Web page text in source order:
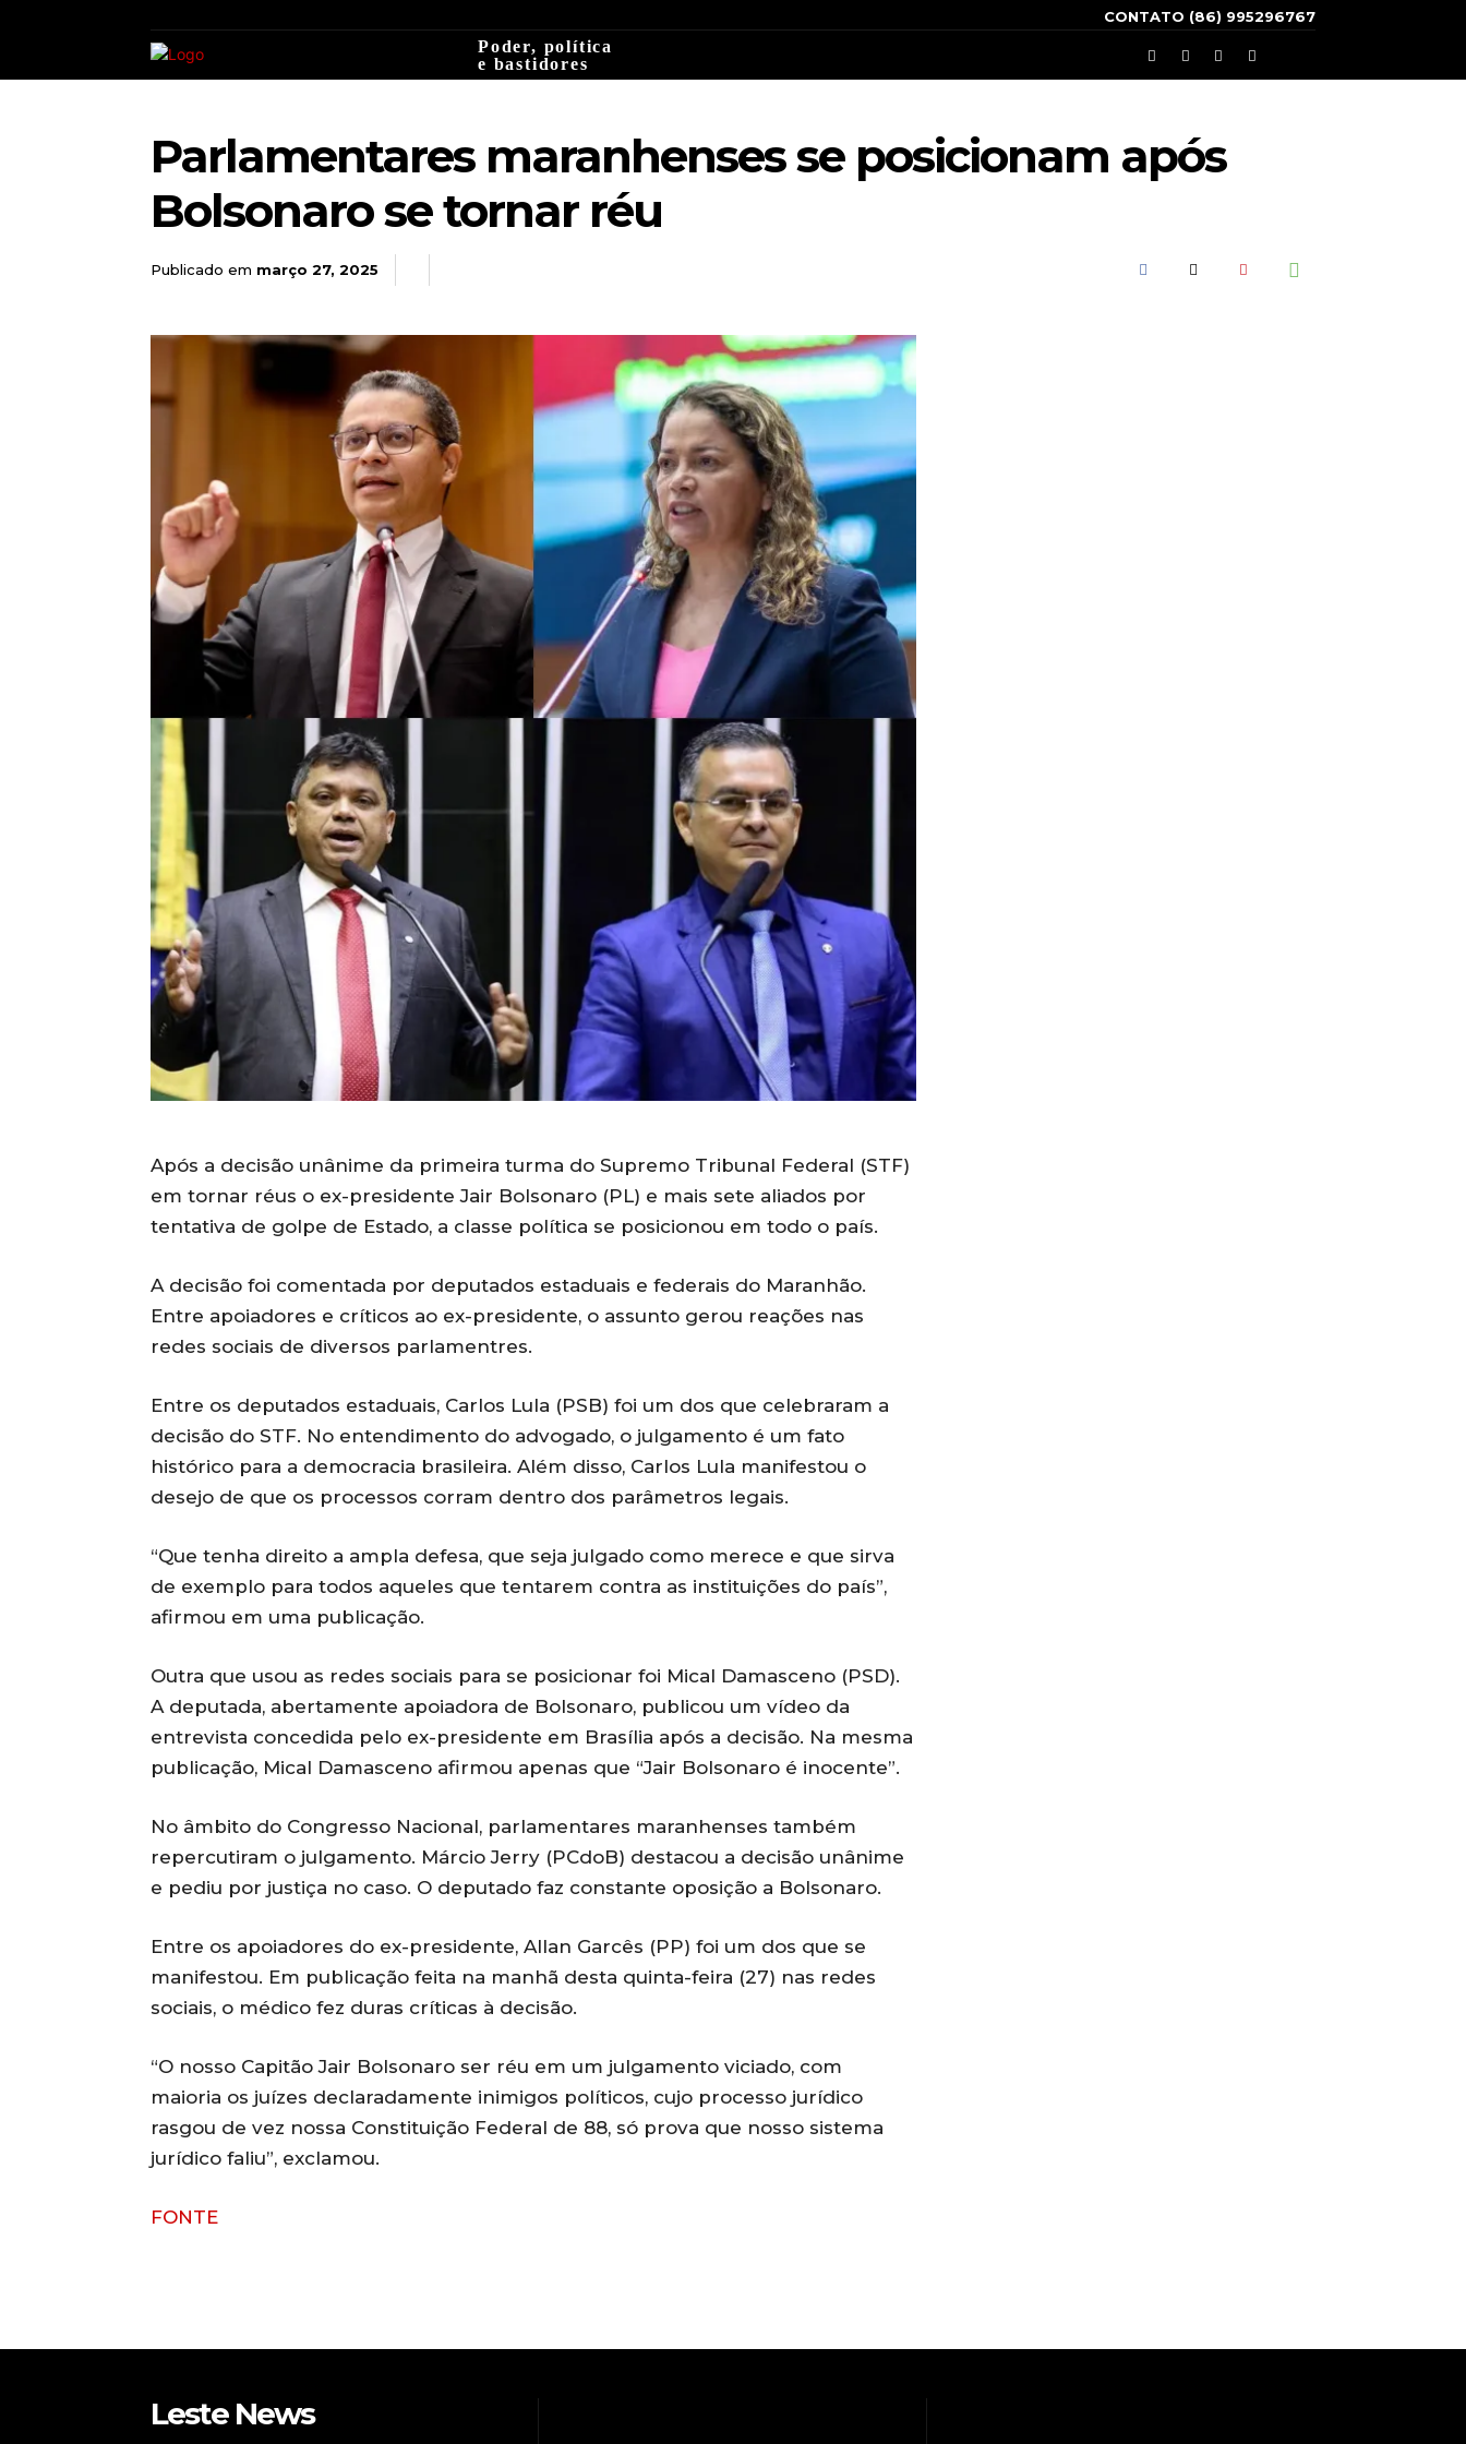
CONTATO (86) 995296767
Poder, política
e bastidores
Parlamentares maranhenses se posicionam após
Bolsonaro se tornar réu
Publicado em março 27, 2025
Após a decisão unânime da primeira turma do Supremo Tribunal Federal (STF)
em tornar réus o ex-presidente Jair Bolsonaro (PL) e mais sete aliados por
tentativa de golpe de Estado, a classe política se posicionou em todo o país.
A decisão foi comentada por deputados estaduais e federais do Maranhão.
Entre apoiadores e críticos ao ex-presidente, o assunto gerou reações nas
redes sociais de diversos parlamentres.
Entre os deputados estaduais, Carlos Lula (PSB) foi um dos que celebraram a
decisão do STF. No entendimento do advogado, o julgamento é um fato
histórico para a democracia brasileira. Além disso, Carlos Lula manifestou o
desejo de que os processos corram dentro dos parâmetros legais.
“Que tenha direito a ampla defesa, que seja julgado como merece e que sirva
de exemplo para todos aqueles que tentarem contra as instituições do país”,
afirmou em uma publicação.
Outra que usou as redes sociais para se posicionar foi Mical Damasceno (PSD).
A deputada, abertamente apoiadora de Bolsonaro, publicou um vídeo da
entrevista concedida pelo ex-presidente em Brasília após a decisão. Na mesma
publicação, Mical Damasceno afirmou apenas que “Jair Bolsonaro é inocente”.
No âmbito do Congresso Nacional, parlamentares maranhenses também
repercutiram o julgamento. Márcio Jerry (PCdoB) destacou a decisão unânime
e pediu por justiça no caso. O deputado faz constante oposição a Bolsonaro.
Entre os apoiadores do ex-presidente, Allan Garcês (PP) foi um dos que se
manifestou. Em publicação feita na manhã desta quinta-feira (27) nas redes
sociais, o médico fez duras críticas à decisão.
“O nosso Capitão Jair Bolsonaro ser réu em um julgamento viciado, com
maioria os juízes declaradamente inimigos políticos, cujo processo jurídico
rasgou de vez nossa Constituição Federal de 88, só prova que nosso sistema
jurídico faliu”, exclamou.
FONTE
Leste News